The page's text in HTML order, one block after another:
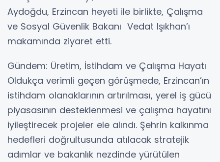
Aydoğdu, Erzincan heyeti ile birlikte, Çalışma
ve Sosyal Güvenlik Bakanı Vedat Işıkhan’ı
makamında ziyaret etti.
Gündem: Üretim, İstihdam ve Çalışma Hayatı
Oldukça verimli geçen görüşmede, Erzincan’ın
istihdam olanaklarının artırılması, yerel iş gücü
piyasasının desteklenmesi ve çalışma hayatını
iyileştirecek projeler ele alındı. Şehrin kalkınma
hedefleri doğrultusunda atılacak stratejik
adımlar ve bakanlık nezdinde yürütülen